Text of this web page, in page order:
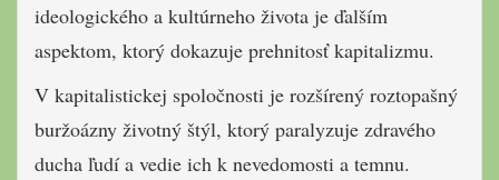
ideologického a kultúrneho života je ďalším
aspektom, ktorý dokazuje prehnitosť kapitalizmu.
V kapitalistickej spoločnosti je rozšírený roztopašný
buržoázny životný štýl, ktorý paralyzuje zdravého
ducha ľudí a vedie ich k nevedomosti a temnu.